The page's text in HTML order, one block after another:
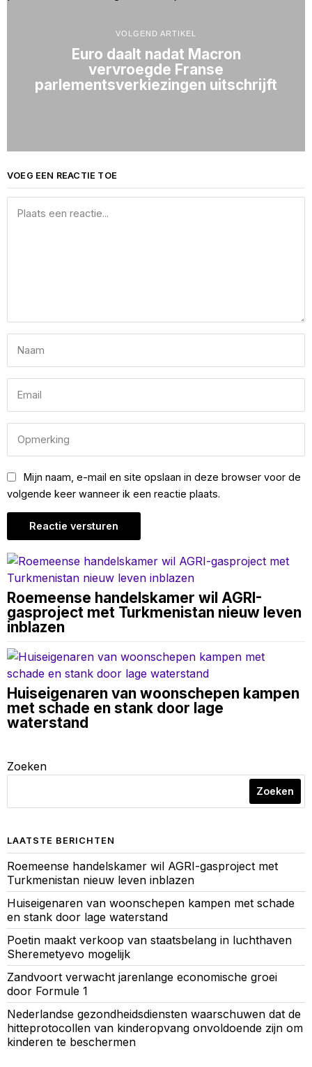
VOLGEND ARTIKEL
Euro daalt nadat Macron
vervroegde Franse
parlementsverkiezingen uitschrijft
VOEG EEN REACTIE TOE
Mijn naam, e-mail en site opslaan in deze browser voor de
volgende keer wanneer ik een reactie plaats.
Roemeense handelskamer wil AGRI-
gasproject met Turkmenistan nieuw leven
inblazen
Huiseigenaren van woonschepen kampen
met schade en stank door lage
waterstand
Zoeken
Zoeken
LAATSTE BERICHTEN
Roemeense handelskamer wil AGRI-gasproject met
Turkmenistan nieuw leven inblazen
Huiseigenaren van woonschepen kampen met schade
en stank door lage waterstand
Poetin maakt verkoop van staatsbelang in luchthaven
Sheremetyevo mogelijk
Zandvoort verwacht jarenlange economische groei
door Formule 1
Nederlandse gezondheidsdiensten waarschuwen dat de
hitteprotocollen van kinderopvang onvoldoende zijn om
kinderen te beschermen